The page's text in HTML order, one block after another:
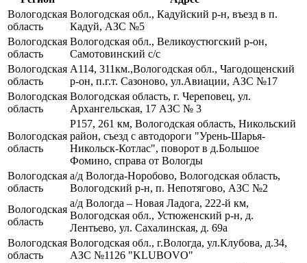
Вологодская
область
Вологодская обл., Кадуйский р-н, въезд в п.
Кадуй, АЗС №5
Вологодская
область
Вологодская обл., Великоустюгский р-он,
Самотовинский с/с
Вологодская
область
А114, 311км.,Вологодская обл., Чагодощенский
р-он, п.г.т. Сазоново, ул.Авиации, АЗС №17
Вологодская
область
Вологодская область, г. Череповец, ул.
Архангельская, 17 АЗС № 3
Вологодская
область
Р157, 261 км, Вологодская область, Никольский
район, съезд с автодороги "Урень-Шарья-
Никольск-Котлас", поворот в д.Большое
Фомино, справа от Вологды
Вологодская
область
а/д Вологда-Норобово, Вологодская область,
Вологодский р-н, п. Непотягово, АЗС №2
Вологодская
область
а/д Вологда – Новая Ладога, 222-й км,
Вологодская обл., Устюженский р-н, д.
Лентьево, ул. Сахалинская, д. 69а
Вологодская
область
Вологодская обл., г.Вологда, ул.Клубова, д.34,
АЗС №1126 "KLUBOVO"